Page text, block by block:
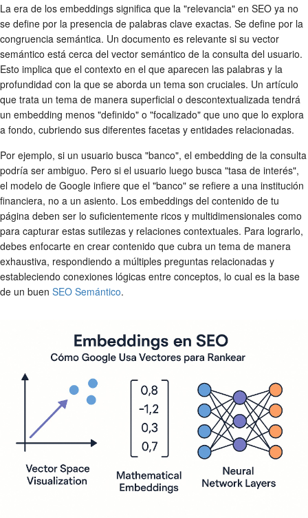
La era de los embeddings significa que la "relevancia" en SEO ya no
se define por la presencia de palabras clave exactas. Se define por la
congruencia semántica. Un documento es relevante si su vector
semántico está cerca del vector semántico de la consulta del usuario.
Esto implica que el contexto en el que aparecen las palabras y la
profundidad con la que se aborda un tema son cruciales. Un artículo
que trata un tema de manera superficial o descontextualizada tendrá
un embedding menos "definido" o "focalizado" que uno que lo explora
a fondo, cubriendo sus diferentes facetas y entidades relacionadas.
Por ejemplo, si un usuario busca "banco", el embedding de la consulta
podría ser ambiguo. Pero si el usuario luego busca "tasa de interés",
el modelo de Google infiere que el "banco" se refiere a una institución
financiera, no a un asiento. Los embeddings del contenido de tu
página deben ser lo suficientemente ricos y multidimensionales como
para capturar estas sutilezas y relaciones contextuales. Para lograrlo,
debes enfocarte en crear contenido que cubra un tema de manera
exhaustiva, respondiendo a múltiples preguntas relacionadas y
estableciendo conexiones lógicas entre conceptos, lo cual es la base
de un buen SEO Semántico.